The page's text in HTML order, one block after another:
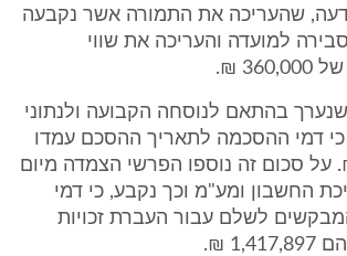
שהעריכה את התמורה אשר נקבעה
למועדה והעריכה את שווי
₪.
בהתאם לנוסחה הקבועה ולנתוני
דמי ההסכמה לתאריך ההסכם עמדו
1,128,870 ₪. על סכום זה נוספו הפרשי הצמדה מיום
החשבון ומע"מ וכך נקבע, כי דמי
לשלם עבור העברת זכויות
₪.